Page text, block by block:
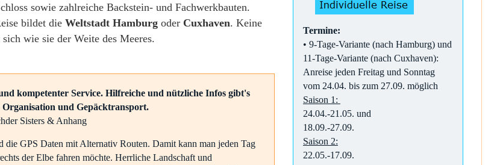
sowie zahlreiche Backstein- und Fachwerkbauten.
bildet die Weltstadt Hamburg oder Cuxhaven. Keine
wie sie der Weite des Meeres.
kompetenter Service. Hilfreiche und nützliche Infos gibt's
und Gepäcktransport.
Sisters & Anhang
die GPS Daten mit Alternativ Routen. Damit kann man jeden Tag
der Elbe fahren möchte. Herrliche Landschaft und
Termine:
• 9-Tage-Variante (nach Hamburg) und
11-Tage-Variante (nach Cuxhaven):
Anreise jeden Freitag und Sonntag
vom 24.04. bis zum 27.09. möglich
Saison 1:
24.04.-21.05. und
18.09.-27.09.
Saison 2:
22.05.-17.09.